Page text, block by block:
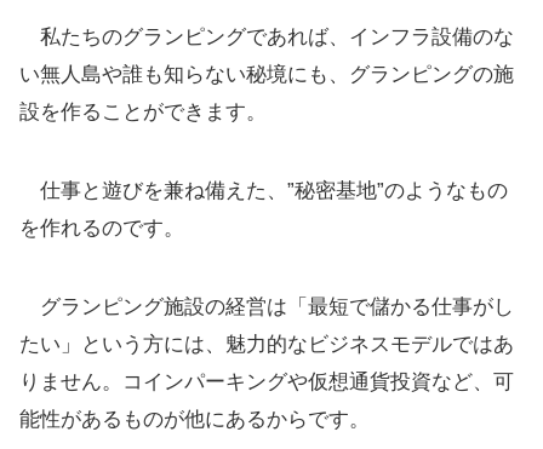
私たちのグランピングであれば、インフラ設備のな
い無人島や誰も知らない秘境にも、グランピングの施
設を作ることができます。
仕事と遊びを兼ね備えた、”秘密基地”のようなもの
を作れるのです。
グランピング施設の経営は「最短で儲かる仕事がし
たい」という方には、魅力的なビジネスモデルではあ
りません。コインパーキングや仮想通貨投資など、可
能性があるものが他にあるからです。